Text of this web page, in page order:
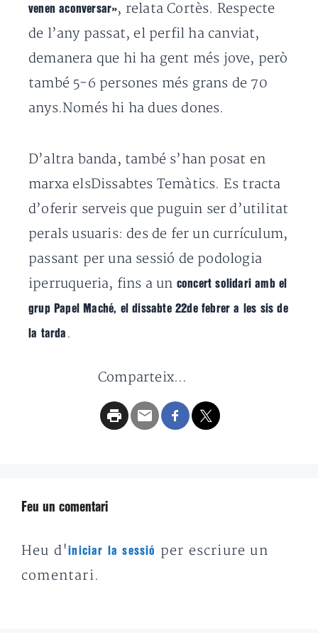
venen aconversar», relata Cortès. Respecte
de l’any passat, el perfil ha canviat,
demanera que hi ha gent més jove, però
també 5-6 persones més grans de 70
anys.Només hi ha dues dones.
D’altra banda, també s’han posat en
marxa elsDissabtes Temàtics. Es tracta
d’oferir serveis que puguin ser d’utilitat
perals usuaris: des de fer un currículum,
passant per una sessió de podologia
iperruqueria, fins a un concert solidari amb el
grup Papel Maché, el dissabte 22de febrer a les sis de
la tarda .
Comparteix...
Feu un comentari
Heu d'iniciar la sessió
per escriure un
comentari.